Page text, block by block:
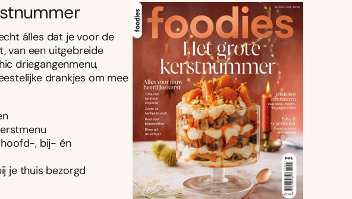
álles dat je voor de
van een uitgebreide
driegangenmenu,
drankjes om mee
, bij- én
je thuis bezorgd